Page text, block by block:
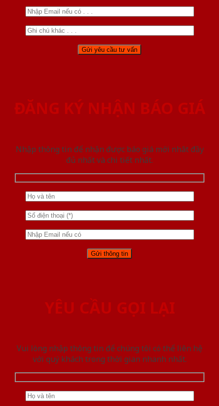
ĐĂNG KÝ NHẬN BÁO GIÁ
Nhập thông tin để nhận được báo giá mới nhât đầy
đủ nhất và chi tiết nhất.
YÊU CẦU GỌI LẠI
Vui lòng nhập thông tin để chúng tôi có thể liên hệ
với quý khách trong thời gian nhanh nhất.